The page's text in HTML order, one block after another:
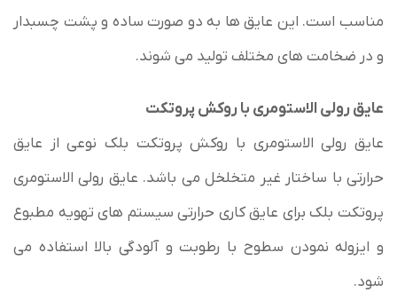
مناسب است. این عایق ­ها به دو صورت ساده و پشت چسب­دار
و در ضخامت های مختلف تولید می شوند.
عایق رولی الاستومری با روکش پروتکت
عایق رولی الاستومری با روکش پروتکت بلک نوعی از عایق
حرارتی با ساختار غیر متخلخل می باشد. عایق رولی الاستومری
پروتکت بلک برای عایق کاری حرارتی سیستم های تهویه مطبوع
و ایزوله نمودن سطوح با رطوبت و آلودگی بالا استفاده می
شود.